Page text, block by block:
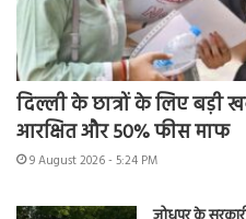
दिल्ली के छात्रों के लिए बड़ी
आरक्षित और 50% फीस माफ
9 August 2026 - 5:24 PM